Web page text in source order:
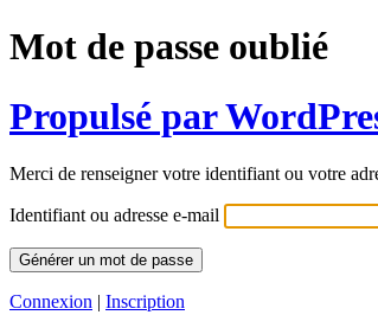
Mot de passe oublié
Propulsé par
Merci de renseigner votre identifiant ou votre
Identifiant ou adresse e-mail
Connexion | Inscription